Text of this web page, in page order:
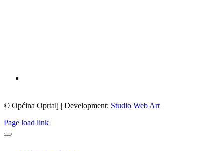
© Općina Oprtalj | Development: Studio Web Art
Page load link